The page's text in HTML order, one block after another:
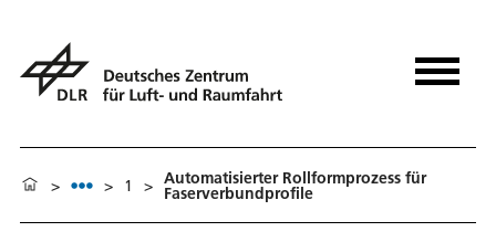
> > 1 > Automatisierter Rollformprozess für
Faserverbundprofile